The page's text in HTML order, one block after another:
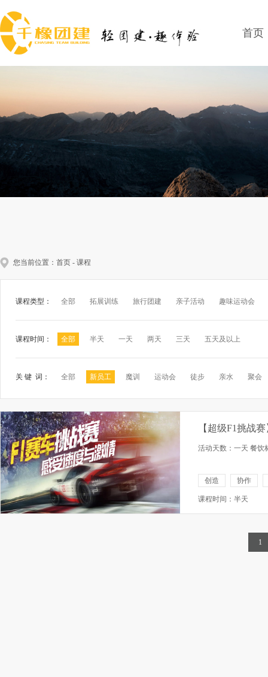
首页
您当前位置： 首页 - 课程
课程类型： 全部 拓展训练 旅行团建 亲子活动 趣味运动会
课程时间： 全部 半天 一天 两天 三天 五天及以上
关 键 词： 全部 新员工 魔训 运动会 徒步 亲水 聚会
【超级F1挑战
活动天数：一天 餐饮
创造 协作
课程时间：半天
1